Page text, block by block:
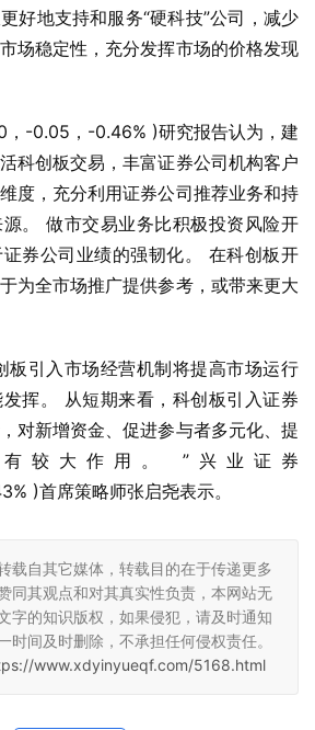
好地支持和服务“硬科技”公司，减少
场稳定性，充分发挥市场的价格发现
，-0.05，-0.46% )研究报告认为，建
科创板交易，丰富证券公司机构客户
度，充分利用证券公司推荐业务和持
。 做市交易业务比积极投资风险开
券公司业绩的强韧化。 在科创板开
为全市场推广提供参考，或带来更大
板引入市场经营机制将提高市场运行
挥。 从短期来看，科创板引入证券
对新增资金、促进参与者多元化、提
较大作用。 ”兴业证券
)首席策略师张启尧表示。
载自其它媒体，转载目的在于传递更多
同其观点和对其真实性负责，本网站无
字的知识版权，如果侵犯，请及时通知
时间及时删除，不承担任何侵权责任。
www.xdyinyueqf.com/5168.html